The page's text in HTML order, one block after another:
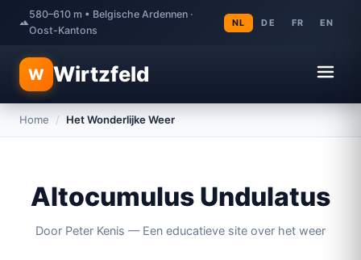
580–610 m • Belgische Ardennen ·
Oost-Kantons
NL DE FR EN
W Wirtzfeld
Home / Het Wonderlijke Weer
Altocumulus Undulatus
Door Peter Kenis — Een educatieve site over het weer